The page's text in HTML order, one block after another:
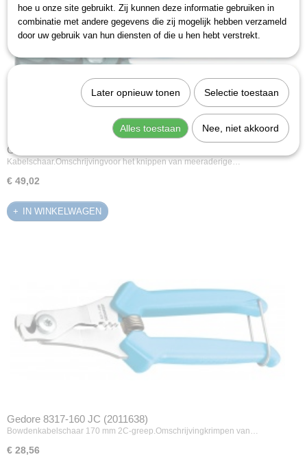
Gedore 8094 (6724910)
Kabelschaar.Omschrijvingvoor het knippen van meeraderige…
€ 49,02
IN WINKELWAGEN
Gedore 8317-160 JC (2011638)
Bowdenkabelschaar 170 mm 2C-greep.Omschrijvingkrimpen van…
€ 28,56
hoe u onze site gebruikt. Zij kunnen deze informatie gebruiken in
combinatie met andere gegevens die zij mogelijk hebben verzameld
door uw gebruik van hun diensten of die u hen hebt verstrekt.
Later opnieuw tonen Selectie toestaan
Alles toestaan Nee, niet akkoord